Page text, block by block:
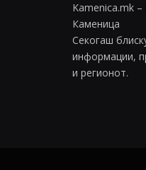
Kamenica.mk
Каменица
Секогаш
информации,
и регионот.